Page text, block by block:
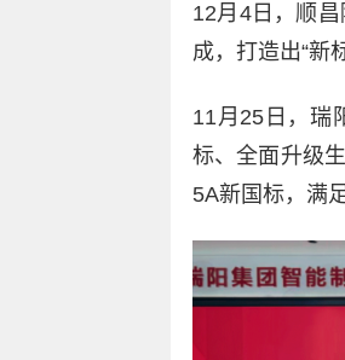
12月4日，顺
成，打造出“新
11月25日，瑞
标、全面升级
5A新国标，满